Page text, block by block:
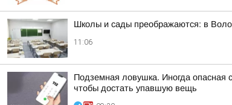
Школы и сады преображаются: в
11:06
Подземная ловушка. Иногда опасная
чтобы достать упавшую вещь